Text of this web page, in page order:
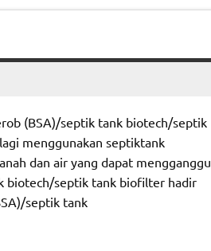
(BSA)/septik tank biotech/septik
menggunakan septiktank
dan air yang dapat mengganggu
biotech/septik tank biofilter hadir
septik tank